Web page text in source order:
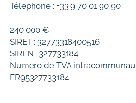
Télephone : +33 9
Capital
240 000 €
SIRET : 32773318400516
SIREN : 327733184
Numéro de TVA
FR95327733184